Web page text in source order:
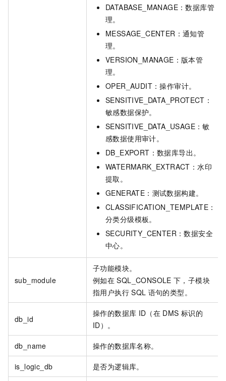
DATABASE_MANAGE：数据库管
理。
MESSAGE_CENTER：通知管
理。
VERSION_MANAGE：版本管
理。
OPER_AUDIT：操作审计。
SENSITIVE_DATA_PROTECT：
敏感数据保护。
SENSITIVE_DATA_USAGE：敏
感数据使用审计。
DB_EXPORT：数据库导出。
WATERMARK_EXTRACT：水印
提取。
GENERATE：测试数据构建。
CLASSIFICATION_TEMPLATE：
分类分级模板。
SECURITY_CENTER：数据安全
中心。
sub_module
子功能模块。
例如在 SQL_CONSOLE 下，子模块
指用户执行 SQL 语句的类型。
db_id
操作的数据库 ID（在 DMS 标识的
ID）。
db_name 操作的数据库名称。
is_logic_db 是否为逻辑库。